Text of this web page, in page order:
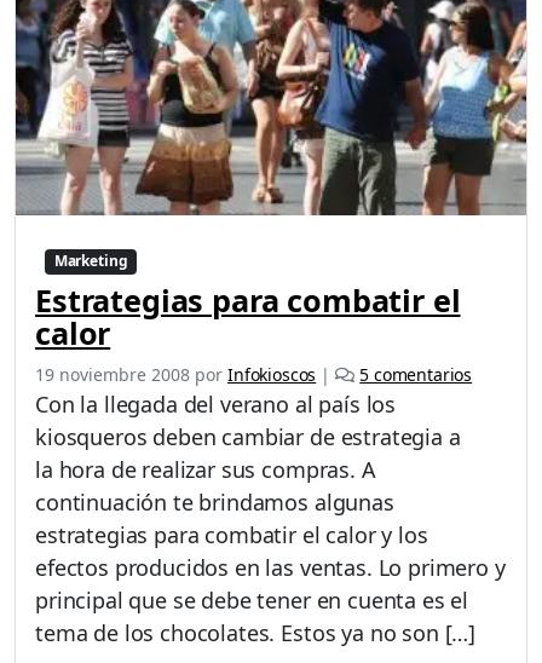
Marketing
Estrategias para combatir el
calor
19 noviembre 2008 por Infokioscos | 5 comentarios
e
i
a
Con la llegada del verano al país los
kiosqueros deben cambiar de estrategia a
la hora de realizar sus compras. A
continuación te brindamos algunas
estrategias para combatir el calor y los
efectos producidos en las ventas. Lo primero y
principal que se debe tener en cuenta es el
tema de los chocolates. Estos ya no son […]